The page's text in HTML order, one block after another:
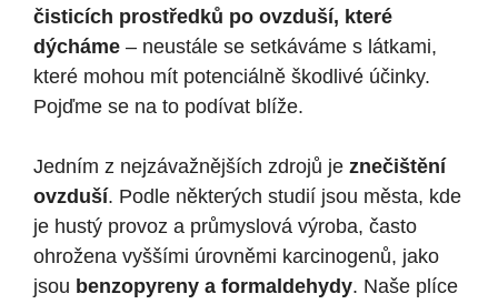
čisticích prostředků po ovzduší, které
dýcháme – neustále se setkáváme s látkami,
které mohou mít potenciálně škodlivé účinky.
Pojďme se na to podívat blíže.
Jedním z nejzávažnějších zdrojů je znečištění
ovzduší. Podle některých studií jsou města, kde
je hustý provoz a průmyslová výroba, často
ohrožena vyššími úrovněmi karcinogenů, jako
jsou benzopyreny a formaldehydy. Naše plíce